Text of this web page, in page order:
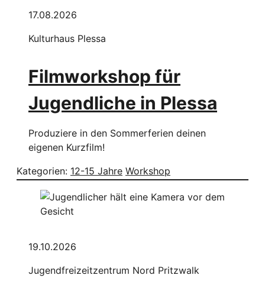
17.08.2026
Kulturhaus Plessa
Filmworkshop für
Jugendliche in Plessa
Produziere in den Sommerferien deinen
eigenen Kurzfilm!
Kategorien: 12-15 Jahre Workshop
19.10.2026
Jugendfreizeitzentrum Nord Pritzwalk